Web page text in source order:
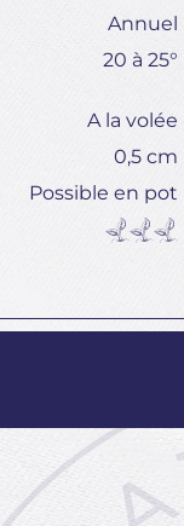
Annuel
20 à 25°
A la volée
0,5 cm
Possible en pot